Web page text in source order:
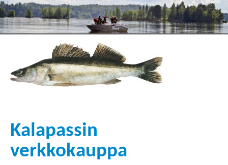
Kalapassin
verkkokauppa